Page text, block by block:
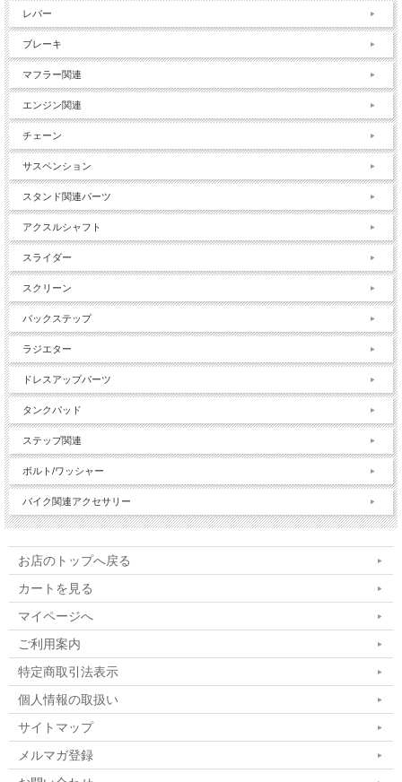
レバー
ブレーキ
マフラー関連
エンジン関連
チェーン
サスペンション
スタンド関連パーツ
アクスルシャフト
スライダー
スクリーン
バックステップ
ラジエター
ドレスアップパーツ
タンクパッド
ステップ関連
ボルト/ワッシャー
バイク関連アクセサリー
お店のトップへ戻る
カートを見る
マイページへ
ご利用案内
特定商取引法表示
個人情報の取扱い
サイトマップ
メルマガ登録